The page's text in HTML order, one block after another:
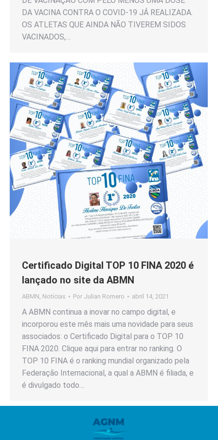
DA VACINA CONTRA O COVID-19 JÁ REALIZADA.
OS ATLETAS QUE AINDA NÃO TIVEREM SIDOS
VACINADOS,…
Certificado Digital TOP 10 FINA 2020 é
lançado no site da ABMN
ABMN Notícias Por Julian Romero abril 14, 2021
A ABMN continua a inovar no campo digital, e
incorporou este mês mais uma novidade para seus
associados: o Certificado Digital para o TOP 10
FINA 2020. Clique aqui para entrar no ranking. O
TOP 10 FINA é o ranking mundial organizado pela
Federação Internacional, a qual a ABMN é filiada, e
é divulgado todo…